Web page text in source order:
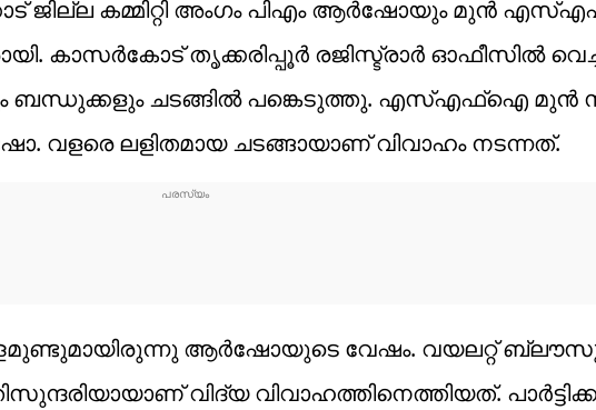
ജില്ല കമ്മിറ്റി അംഗം പിഎം ആര്‍ഷോയും മുന്‍
കാസര്‍കോട് തൃക്കരിപ്പൂര്‍ രജിസ്ട്രാര്‍ ഓഫീസില്‍
ബന്ധുക്കളും ചടങ്ങില്‍ പങ്കെടുത്തു. എസ്എഫ്‌ഐ മുന്‍
വളരെ ലളിതമായ ചടങ്ങായാണ് വിവാഹം നടന്നത്.
ആര്‍ഷോയുടെ വേഷം. വയലറ്റ്
വിദ്യ വിവാഹത്തിനെത്തിയത്.